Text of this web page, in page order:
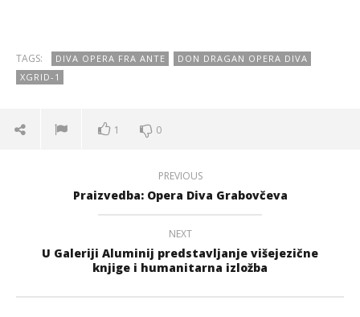
TAGS: DIVA OPERA FRA ANTE
DON DRAGAN OPERA DIVA
XGRID-1
1 0
PREVIOUS
Praizvedba: Opera Diva Grabovčeva
NEXT
U Galeriji Aluminij predstavljanje višejezične
knjige i humanitarna izložba